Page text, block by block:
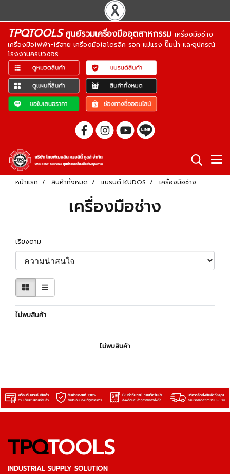
TPQTOOLSศูนย์รวมเครื่องมืออุตสาหกรรม เครื่องมือช่าง
เครื่องมือไฟฟ้า-ไร้สาย เครื่องมือไฮโดรลิค รอก แม่แรง ปั๊มน้ำ และอุปกรณ์
โรงงานครบวงจร
หน้าแรก สินค้าทั้งหมด แบรนด์ KUDOS เครื่องมือช่าง
เครื่องมือช่าง
เรียงตาม
ไม่พบสินค้า
ไม่พบสินค้า
TPQTOOLS
INDUSTRIAL SUPPLY SOLUTION